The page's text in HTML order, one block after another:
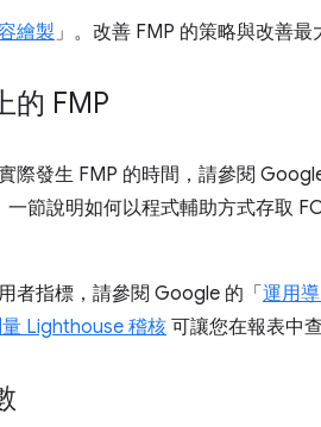
繪製」。改善 FMP 的策略與改善最
的 FMP
際發生 FMP 的時間，請參閱
一節說明如何以程式輔助方式存取
者指標，請參閱 Google 的「 運用
Lighthouse 稽核可讓您在報表中